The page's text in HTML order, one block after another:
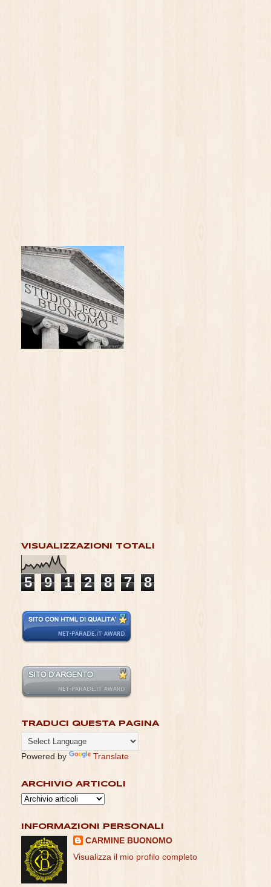
VISUALIZZAZIONI TOTALI
5 9 1 2 8 7 8
TRADUCI QUESTA PAGINA
Powered by Translate
ARCHIVIO ARTICOLI
INFORMAZIONI PERSONALI
CARMINE BUONOMO
Visualizza il mio profilo completo